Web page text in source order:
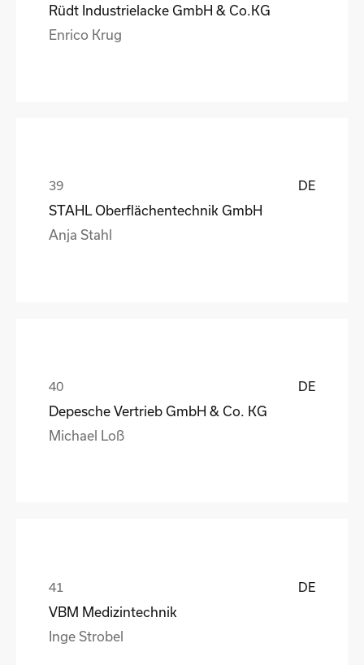
Rüdt Industrielacke GmbH & Co.KG
Enrico Krug
DE
STAHL Oberflächentechnik GmbH
Anja Stahl
DE
Depesche Vertrieb GmbH & Co. KG
Michael Loß
DE
VBM Medizintechnik
Inge Strobel